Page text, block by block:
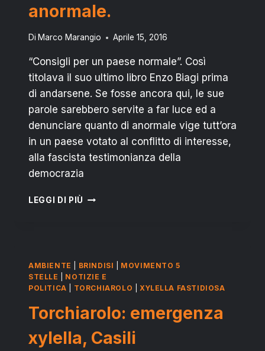
anormale.
Di Marco Marangio Aprile 15, 2016
“Consigli per un paese normale”. Così
titolava il suo ultimo libro Enzo Biagi prima
di andarsene. Se fosse ancora qui, le sue
parole sarebbero servite a far luce ed a
denunciare quanto di anormale vige tutt’ora
in un paese votato al conflitto di interesse,
alla fascista testimonianza della
democrazia
LEGGI DI PIÙ REFERENDUM?
ANORMALE.
AMBIENTE BRINDISI
MOVIMENTO 5
STELLE
NOTIZIE E
POLITICA
TORCHIAROLO XYLELLA FASTIDIOSA
Torchiarolo: emergenza
xylella, Casili